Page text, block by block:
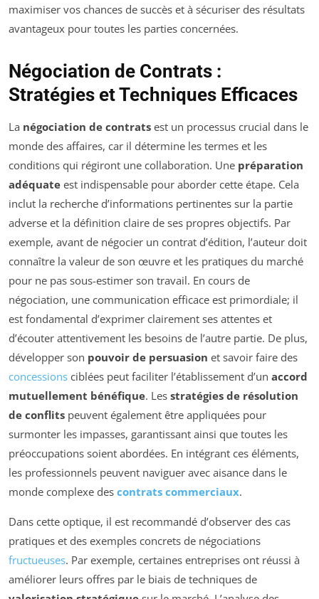
maximiser vos chances de succès et à sécuriser des résultats
avantageux pour toutes les parties concernées.
Négociation de Contrats :
Stratégies et Techniques Efficaces
La négociation de contrats est un processus crucial dans le
monde des affaires, car il détermine les termes et les
conditions qui régiront une collaboration. Une préparation
adéquate est indispensable pour aborder cette étape. Cela
inclut la recherche d’informations pertinentes sur la partie
adverse et la définition claire de ses propres objectifs. Par
exemple, avant de négocier un contrat d’édition, l’auteur doit
connaître la valeur de son œuvre et les pratiques du marché
pour ne pas sous-estimer son travail. En cours de
négociation, une communication efficace est primordiale; il
est fondamental d’exprimer clairement ses attentes et
d’écouter attentivement les besoins de l’autre partie. De plus,
développer son pouvoir de persuasion et savoir faire des
concessions ciblées peut faciliter l’établissement d’un accord
mutuellement bénéfique. Les stratégies de résolution
de conflits peuvent également être appliquées pour
surmonter les impasses, garantissant ainsi que toutes les
préoccupations soient abordées. En intégrant ces éléments,
les professionnels peuvent naviguer avec aisance dans le
monde complexe des contrats commerciaux.
Dans cette optique, il est recommandé d’observer des cas
pratiques et des exemples concrets de négociations
fructueuses. Par exemple, certaines entreprises ont réussi à
améliorer leurs offres par le biais de techniques de